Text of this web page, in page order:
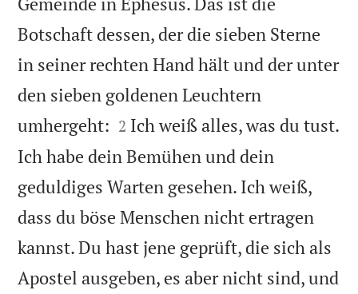
Botschaft dessen, der die sieben Sterne
in seiner rechten Hand hält und der unter
den sieben goldenen Leuchtern
umhergeht: 

2 Ich weiß alles, was du tust.
Ich habe dein Bemühen und dein
geduldiges Warten gesehen. Ich weiß,
dass du böse Menschen nicht ertragen
kannst. Du hast jene geprüft, die sich als
Apostel ausgeben, es aber nicht sind, und